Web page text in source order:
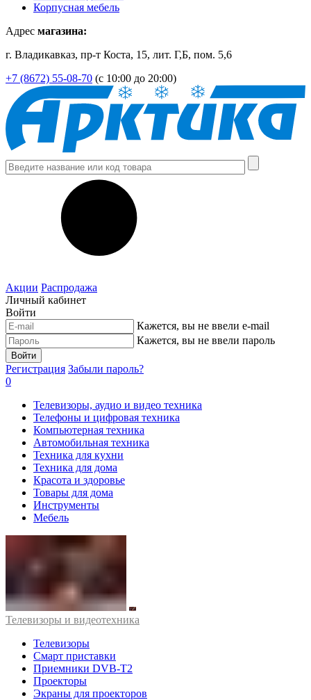
Корпусная мебель
Адрес магазина:
г. Владикавказ, пр-т Коста, 15, лит. Г,Б, пом. 5,6
+7 (8672) 55-08-70 (с 10:00 до 20:00)
Акции Распродажа
Личный кабинет
Войти
Кажется, вы не ввели e-mail
Кажется, вы не ввели пароль
Войти
Регистрация Забыли пароль?
0
Телевизоры, аудио и видео техника
Телефоны и цифровая техника
Компьютерная техника
Автомобильная техника
Техника для кухни
Техника для дома
Красота и здоровье
Товары для дома
Инструменты
Мебель
Телевизоры и видеотехника
Телевизоры
Смарт приставки
Приемники DVB-T2
Проекторы
Экраны для проекторов